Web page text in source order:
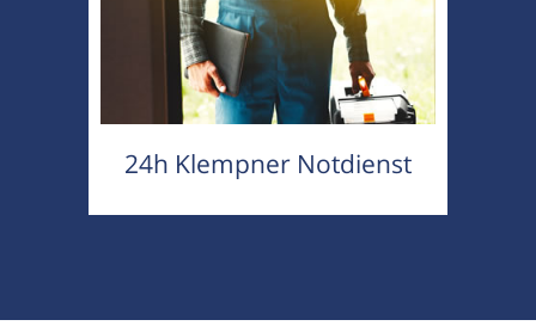
24h Klempner Notdienst